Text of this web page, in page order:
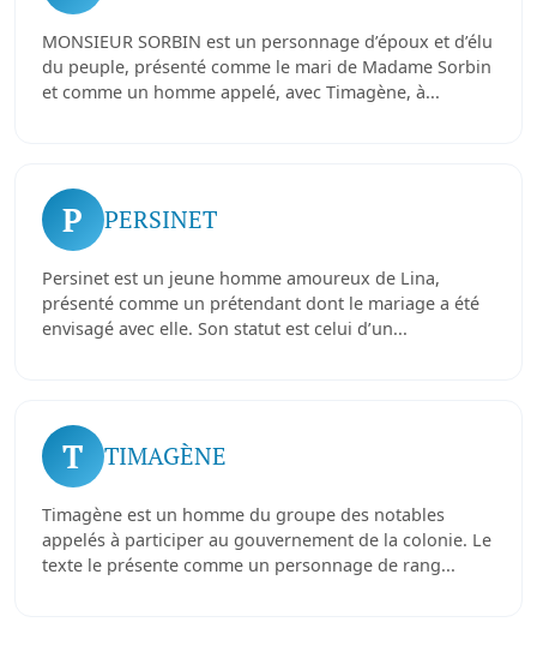
MONSIEUR SORBIN est un personnage d’époux et d’élu
du peuple, présenté comme le mari de Madame Sorbin
et comme un homme appelé, avec Timagène, à...
P PERSINET
Persinet est un jeune homme amoureux de Lina,
présenté comme un prétendant dont le mariage a été
envisagé avec elle. Son statut est celui d’un...
T TIMAGÈNE
Timagène est un homme du groupe des notables
appelés à participer au gouvernement de la colonie. Le
texte le présente comme un personnage de rang...